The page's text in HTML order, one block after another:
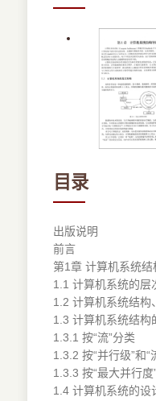
目录
出版说明
前言
第1章 计算机系统结
1.1 计算机系统的层
1.2 计算机系统结构
1.3 计算机系统结构
1.3.1 按“流”分类
1.3.2 按“并行级”和“
1.3.3 按“最大并行度
1.4 计算机系统的设